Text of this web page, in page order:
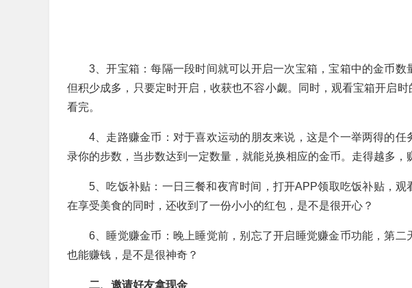
3、开宝箱：每隔一段时间就可以开启一次宝箱，宝箱中的金币数
但积少成多，只要定时开启，收获也不容小觑。同时，观看宝箱开启
看完。
4、走路赚金币：对于喜欢运动的朋友来说，这是个一举两得的
录你的步数，当步数达到一定数量，就能兑换相应的金币。走得越多，
5、吃饭补贴：一日三餐和夜宵时间，打开APP领取吃饭补贴，
在享受美食的同时，还收到了一份小小的红包，是不是很开心？
6、睡觉赚金币：晚上睡觉前，别忘了开启睡觉赚金币功能，第
也能赚钱，是不是很神奇？
二、邀请好友拿现金